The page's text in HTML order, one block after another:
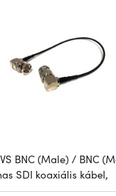
BNC (Male) / BNC
SDI koaxiális kábel,